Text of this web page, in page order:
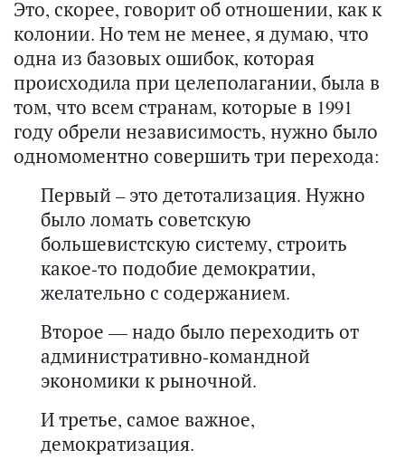
Это, скорее, говорит об отношении, как к
колонии. Но тем не менее, я думаю, что
одна из базовых ошибок, которая
происходила при целеполагании, была в
том, что всем странам, которые в 1991
году обрели независимость, нужно было
одномоментно совершить три перехода:
Первый – это детотализация. Нужно
было ломать советскую
большевистскую систему, строить
какое-то подобие демократии,
желательно с содержанием.
Второе — надо было переходить от
административно-командной
экономики к рыночной.
И третье, самое важное,
демократизация.